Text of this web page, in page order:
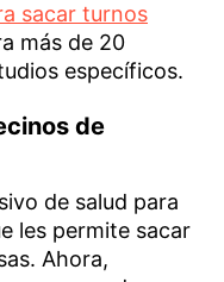
sacar turnos
más de 20
específicos.
de
de salud para
les permite sacar
Ahora,